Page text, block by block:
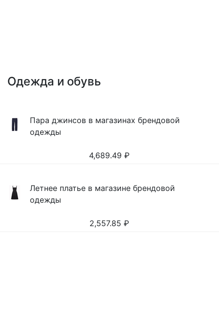
Одежда и обувь
Пара джинсов в магазинах брендовой
одежды
4,689.49 ₽
Летнее платье в магазине брендовой
одежды
2,557.85 ₽